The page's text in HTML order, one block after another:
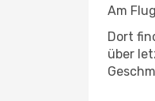
Am
Dort
über